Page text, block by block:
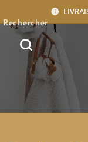
Rechercher